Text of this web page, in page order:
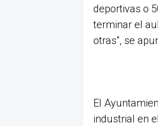
deportivas o
terminar el
otras”, se
El
industrial en